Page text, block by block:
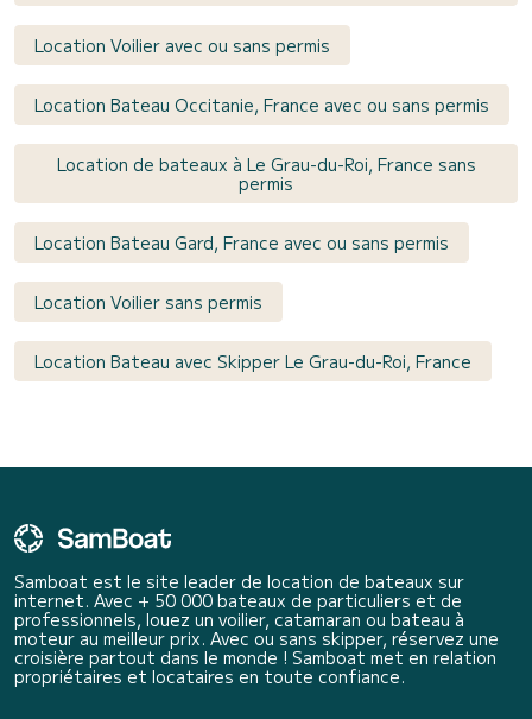
Location Voilier avec ou sans permis
Location Bateau Occitanie, France avec ou sans permis
Location de bateaux à Le Grau-du-Roi, France sans
permis
Location Bateau Gard, France avec ou sans permis
Location Voilier sans permis
Location Bateau avec Skipper Le Grau-du-Roi, France
Samboat est le site leader de location de bateaux sur
internet. Avec + 50 000 bateaux de particuliers et de
professionnels, louez un voilier, catamaran ou bateau à
moteur au meilleur prix. Avec ou sans skipper, réservez une
croisière partout dans le monde ! Samboat met en relation
propriétaires et locataires en toute confiance.